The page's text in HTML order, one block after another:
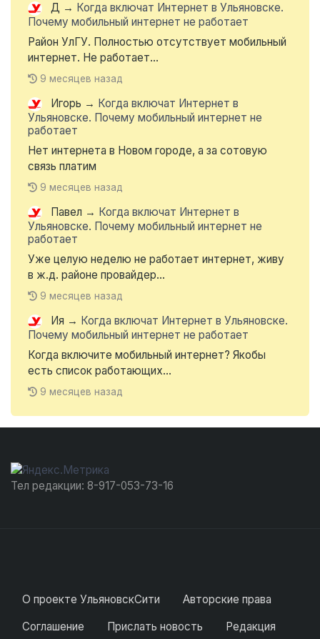
Д → Когда включат Интернет в Ульяновске.
Почему мобильный интернет не работает
Район УлГУ. Полностью отсутствует мобильный
интернет. Не работает...
9 месяцев назад
Игорь → Когда включат Интернет в
Ульяновске. Почему мобильный интернет не
работает
Нет интернета в Новом городе, а за сотовую
связь платим
9 месяцев назад
Павел → Когда включат Интернет в
Ульяновске. Почему мобильный интернет не
работает
Уже целую неделю не работает интернет, живу
в ж.д. районе провайдер...
9 месяцев назад
Ия → Когда включат Интернет в Ульяновске.
Почему мобильный интернет не работает
Когда включите мобильный интернет? Якобы
есть список работающих...
9 месяцев назад
Тел редакции: 8-917-053-73-16
О проекте УльяновскСити
Авторские права
Соглашение
Прислать новость Редакция